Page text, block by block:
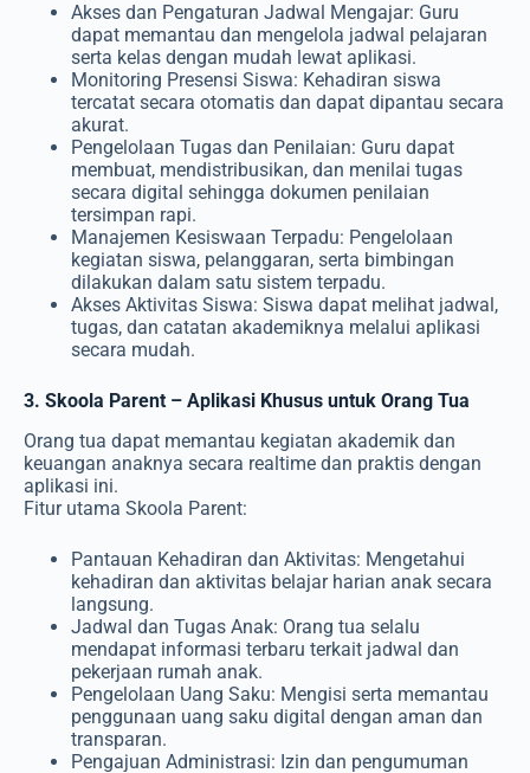
Akses dan Pengaturan Jadwal Mengajar: Guru
dapat memantau dan mengelola jadwal pelajaran
serta kelas dengan mudah lewat aplikasi.
Monitoring Presensi Siswa: Kehadiran siswa
tercatat secara otomatis dan dapat dipantau secara
akurat.
Pengelolaan Tugas dan Penilaian: Guru dapat
membuat, mendistribusikan, dan menilai tugas
secara digital sehingga dokumen penilaian
tersimpan rapi.
Manajemen Kesiswaan Terpadu: Pengelolaan
kegiatan siswa, pelanggaran, serta bimbingan
dilakukan dalam satu sistem terpadu.
Akses Aktivitas Siswa: Siswa dapat melihat jadwal,
tugas, dan catatan akademiknya melalui aplikasi
secara mudah.
3. Skoola Parent – Aplikasi Khusus untuk Orang Tua
Orang tua dapat memantau kegiatan akademik dan
keuangan anaknya secara realtime dan praktis dengan
aplikasi ini.
Fitur utama Skoola Parent:
Pantauan Kehadiran dan Aktivitas: Mengetahui
kehadiran dan aktivitas belajar harian anak secara
langsung.
Jadwal dan Tugas Anak: Orang tua selalu
mendapat informasi terbaru terkait jadwal dan
pekerjaan rumah anak.
Pengelolaan Uang Saku: Mengisi serta memantau
penggunaan uang saku digital dengan aman dan
transparan.
Pengajuan Administrasi: Izin dan pengumuman